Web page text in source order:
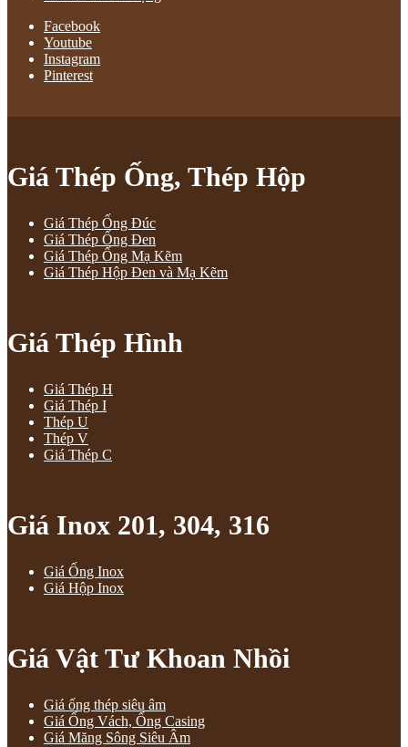
Facebook
Youtube
Instagram
Pinterest
Giá Thép Ống, Thép Hộp
Giá Thép Ống Đúc
Giá Thép Ống Đen
Giá Thép Ống Mạ Kẽm
Giá Thép Hộp Đen và Mạ Kẽm
Giá Thép Hình
Giá Thép H
Giá Thép I
Thép U
Thép V
Giá Thép C
Giá Inox 201, 304, 316
Giá Ống Inox
Giá Hộp Inox
Giá Vật Tư Khoan Nhồi
Giá ống thép siêu âm
Giá Ống Vách, Ống Casing
Giá Măng Sông Siêu Âm